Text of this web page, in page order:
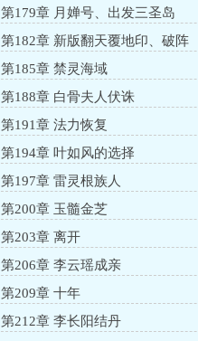
第179章 月婵号、出发三圣岛
第182章 新版翻天覆地印、破阵
第185章 禁灵海域
第188章 白骨夫人伏诛
第191章 法力恢复
第194章 叶如风的选择
第197章 雷灵根族人
第200章 玉髓金芝
第203章 离开
第206章 李云瑶成亲
第209章 十年
第212章 李长阳结丹